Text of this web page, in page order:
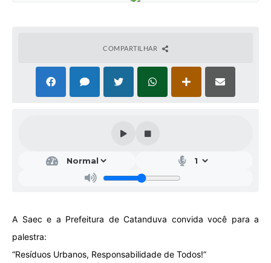
A Prefeitura
Enquete
COMPARTILHAR
A Saec e a Prefeitura de Catanduva convida você para a
palestra:
“Resíduos Urbanos, Responsabilidade de Todos!”